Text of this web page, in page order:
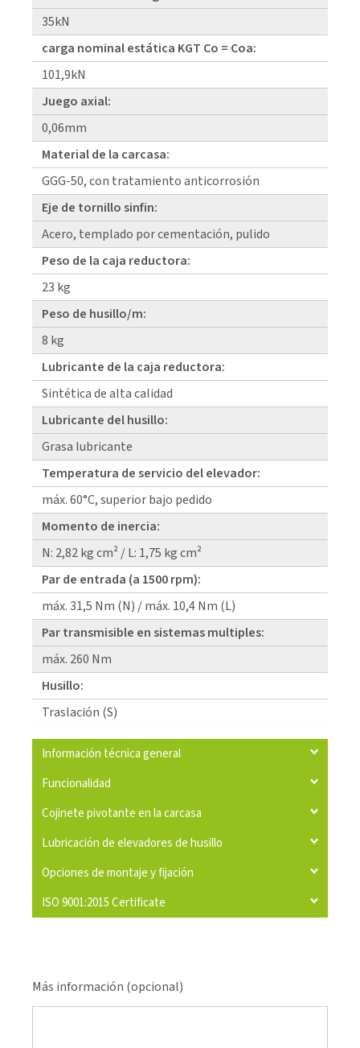
35kN
carga nominal estática KGT Co = Coa:
101,9kN
Juego axial:
0,06mm
Material de la carcasa:
GGG-50, con tratamiento anticorrosión
Eje de tornillo sinfin:
Acero, templado por cementación, pulido
Peso de la caja reductora:
23 kg
Peso de husillo/m:
8 kg
Lubricante de la caja reductora:
Sintética de alta calidad
Lubricante del husillo:
Grasa lubricante
Temperatura de servicio del elevador:
máx. 60°C, superior bajo pedido
Momento de inercia:
N: 2,82 kg cm² / L: 1,75 kg cm²
Par de entrada (a 1500 rpm):
máx. 31,5 Nm (N) / máx. 10,4 Nm (L)
Par transmisible en sistemas multiples:
máx. 260 Nm
Husillo:
Traslación (S)
Información técnica general
Funcionalidad
Cojinete pivotante en la carcasa
Lubricación de elevadores de husillo
Opciones de montaje y fijación
ISO 9001:2015 Certificate
Más información (opcional)